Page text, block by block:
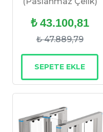
₺ 43.100,81
₺ 47.889,79
SEPETE EKLE